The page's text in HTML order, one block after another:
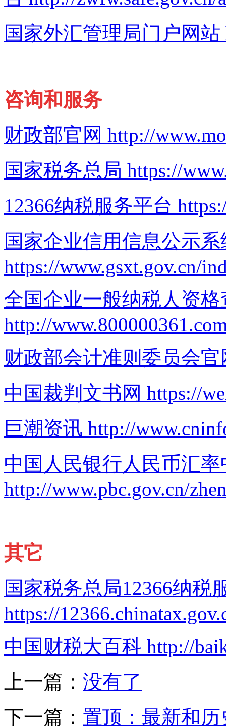
国家外汇管理局门户网站
咨询和服务
财政部官网 http://
国家税务总局 https://
12366纳税服务平台
国家企业信用信息公示系
https://www.gsxt.gov.cn/
全国企业一般纳税人资
http://
财政部会计准则委员会
中国裁判文书网 https://
巨潮资讯 http://
中国人民银行人民币汇
http://www.pbc.gov.cn/
其它
国家税务总局12366纳税
https://
中国财税大百科 http://
上一篇： 没有了
下一篇： 置顶：最新和